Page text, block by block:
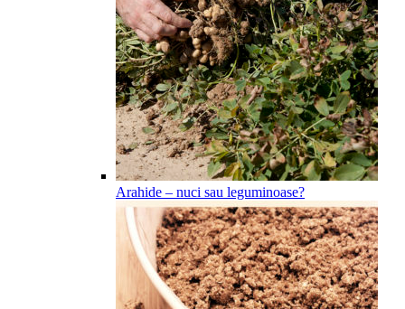
Arahide – nuci sau leguminoase?